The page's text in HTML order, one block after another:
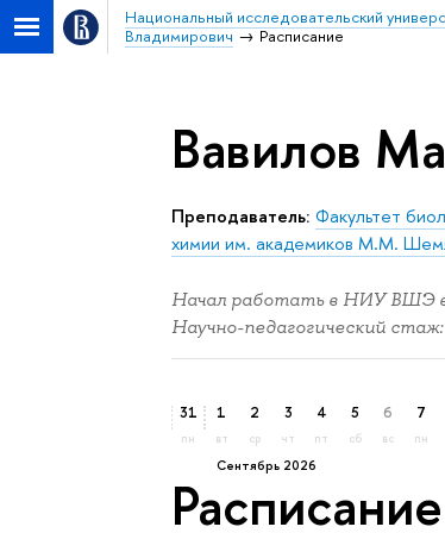
Национальный исследовательский
Владимирович
Расписание
Вавилов
Преподаватель: Факультет
химии им. академиков М.М.
Начал работать в НИУ ВШЭ в
Научно-педагогический стаж:
31
пн
сентябрь 2026
1
вт
2
ср
3
чт
4
пт
5
сб
6
вс
7
пн